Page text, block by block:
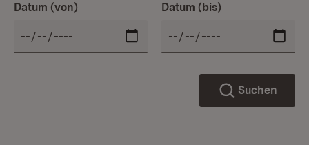
Datum (von) Datum (bis)
Suchen